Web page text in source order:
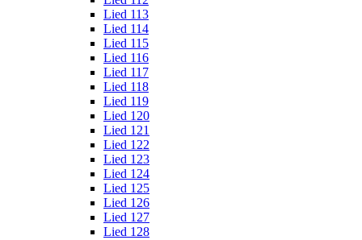
Lied 113
Lied 114
Lied 115
Lied 116
Lied 117
Lied 118
Lied 119
Lied 120
Lied 121
Lied 122
Lied 123
Lied 124
Lied 125
Lied 126
Lied 127
Lied 128